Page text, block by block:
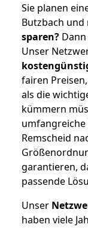
Sie planen
Butzbach
sparen?
Unser
fairen
als die
kümmern
Remscheid
garantieren,
passende
Unser
haben viele